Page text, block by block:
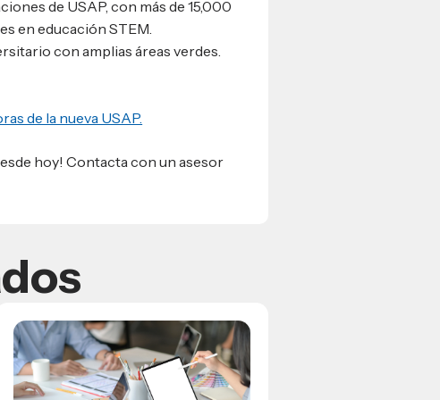
de USAP, con más de 15,000
en educación STEM.
con amplias áreas verdes.
de la nueva USAP.
hoy! Contacta con un asesor